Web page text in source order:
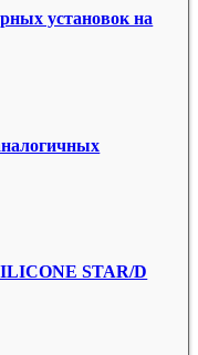
установок на
STAR/D